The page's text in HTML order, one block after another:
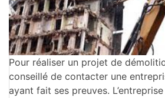
Pour réaliser un projet de
conseillé de contacter une
ayant fait ses preuves.